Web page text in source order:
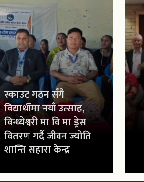
स्काउट गठन सँगै
विद्यार्थीमा नयाँ उत्साह,
विन्ध्येश्वरी मा वि मा ड्रेस
वितरण गर्दै जीवन ज्योति
शान्ति सहारा केन्द्र